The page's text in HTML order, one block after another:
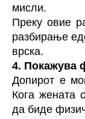
мисли.
Преку овие
разбирање
врска.
4. Покажува
Допирот е
Кога жената
да биде